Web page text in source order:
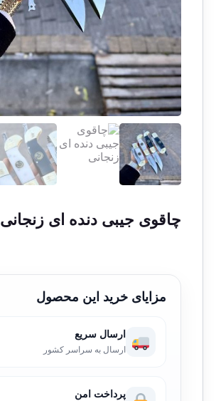
چاقوی جیبی دنده ای زنجانی
مزایای خرید این محصول
ارسال سریع
ارسال به سراسر کشور
پرداخت امن